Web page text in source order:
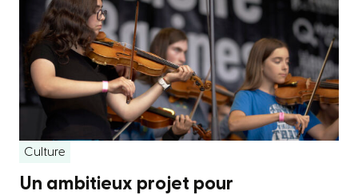
Culture
Un ambitieux projet pour